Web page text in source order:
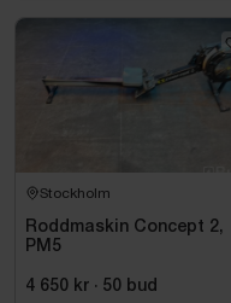
Stockholm
Roddmaskin Concept 2,
PM5
4 650 kr · 50 bud